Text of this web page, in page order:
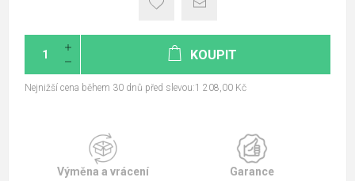
KOUPIT
Nejnižší cena během 30 dnů před slevou:1 208,00 Kč
Výměna a vrácení
Garance